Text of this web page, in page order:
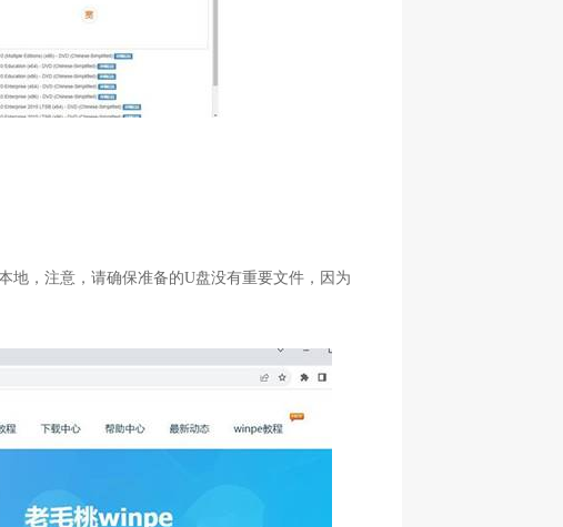
地，注意，请确保准备的U盘没有重要文件，因为